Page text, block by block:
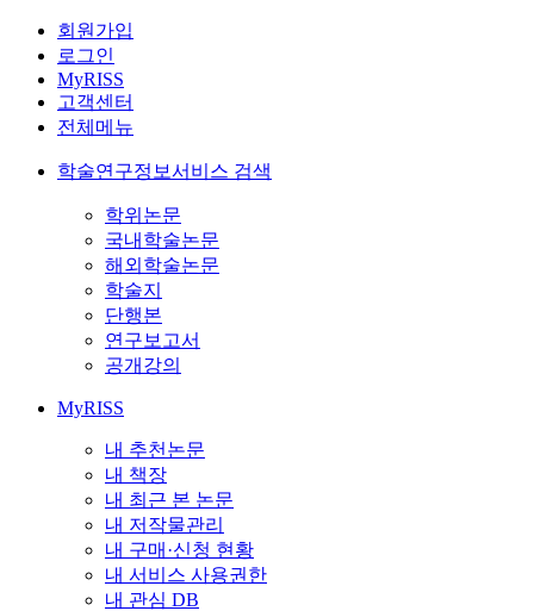
회원가입
로그인
MyRISS
고객센터
전체메뉴
학술연구정보서비스 검색
학위논문
국내학술논문
해외학술논문
학술지
단행본
연구보고서
공개강의
MyRISS
내 추천논문
내 책장
내 최근 본 논문
내 저작물관리
내 구매·신청 현황
내 서비스 사용권한
내 관심 DB